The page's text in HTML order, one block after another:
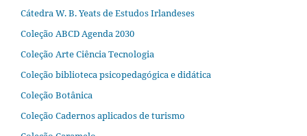
Cátedra W. B. Yeats de Estudos Irlandeses
Coleção ABCD Agenda 2030
Coleção Arte Ciência Tecnologia
Coleção biblioteca psicopedagógica e didática
Coleção Botânica
Coleção Cadernos aplicados de turismo